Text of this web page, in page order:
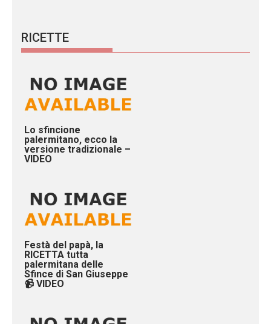
RICETTE
Lo sfincione
palermitano, ecco la
versione tradizionale –
VIDEO
Festà del papà, la
RICETTA tutta
palermitana delle
Sfince di San Giuseppe
📹 VIDEO